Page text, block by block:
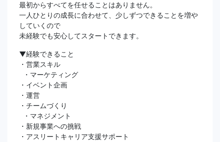
最初からすべてを任せることはありません。
一人ひとりの成長に合わせて、少しずつできることを増や
していくので
未経験でも安心してスタートできます。
▼経験できること
・営業スキル
・マーケティング
・イベント企画
・運営
・チームづくり
・マネジメント
・新規事業への挑戦
・アスリートキャリア支援サポート